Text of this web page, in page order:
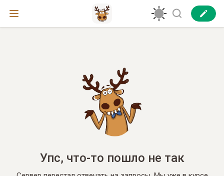
Упс, что-то пошло не так